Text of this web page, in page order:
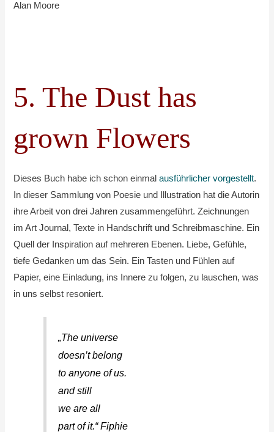
Alan Moore
5. The Dust has
grown Flowers
Dieses Buch habe ich schon einmalausführlicher vorgestellt.
In dieser Sammlung von Poesie und Illustration hat die Autorin
ihre Arbeit von drei Jahren zusammengeführt. Zeichnungen
im Art Journal, Texte in Handschrift und Schreibmaschine. Ein
Quell der Inspiration auf mehreren Ebenen. Liebe, Gefühle,
tiefe Gedanken um das Sein. Ein Tasten und Fühlen auf
Papier, eine Einladung, ins Innere zu folgen, zu lauschen, was
in uns selbst resoniert.
„The universe
doesn’t belong
to anyone of us.
and still
we are all
part of it.“ Fiphie